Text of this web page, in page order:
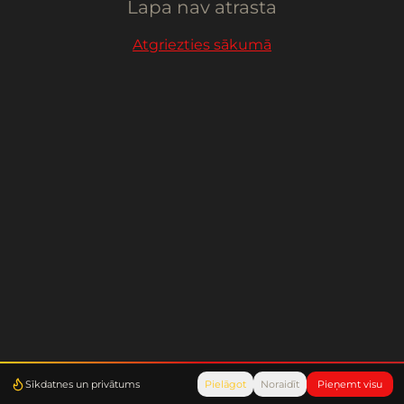
Sīkdatnes un privātums Pielāgot Noraidīt Pieņemt visu
Lapa nav atrasta
Atgriezties sākumā